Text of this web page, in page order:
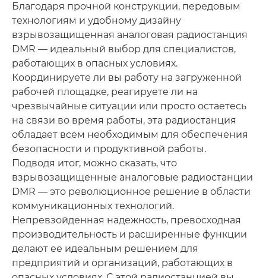
Благодаря прочной конструкции, передовым
технологиям и удобному дизайну
взрывозащищенная аналоговая радиостанция
DMR — идеальный выбор для специалистов,
работающих в опасных условиях.
Координируете ли вы работу на загруженной
рабочей площадке, реагируете ли на
чрезвычайные ситуации или просто остаетесь
на связи во время работы, эта радиостанция
обладает всем необходимым для обеспечения
безопасности и продуктивной работы.
Подводя итог, можно сказать, что
взрывозащищенные аналоговые радиостанции
DMR — это революционное решение в области
коммуникационных технологий.
Непревзойденная надежность, превосходная
производительность и расширенные функции
делают ее идеальным решением для
предприятий и организаций, работающих в